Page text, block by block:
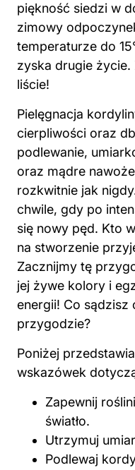
piękność siedzi w
zimowy
temperaturze do
zyska drugie
liście!
Pielęgnacja
cierpliwości oraz
podlewanie,
oraz mądre
rozkwitnie jak
chwile, gdy po
się nowy pęd. Kto
na stworzenie
Zacznijmy tę
jej żywe kolory i
energii! Co
przygodzie?
Poniżej
wskazówek
Zapewnij
światło.
Utrzymuj
Podlewaj